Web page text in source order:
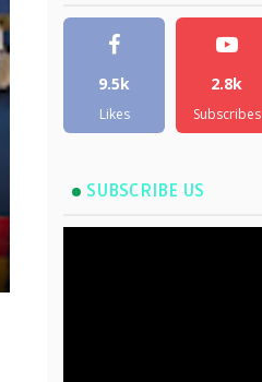
9.5k
Likes
2.8k
Subscribes
SUBSCRIBE US